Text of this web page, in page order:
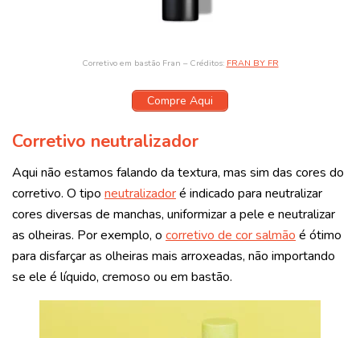
Corretivo em bastão Fran – Créditos: FRAN BY FR
Compre Aqui
Corretivo neutralizador
Aqui não estamos falando da textura, mas sim das cores do
corretivo. O tipo neutralizadoré indicado para neutralizar
cores diversas de manchas, uniformizar a pele e neutralizar
as olheiras. Por exemplo, o corretivo de cor salmão é ótimo
para disfarçar as olheiras mais arroxeadas, não importando
se ele é líquido, cremoso ou em bastão.